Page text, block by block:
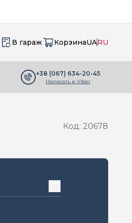
В гараж КорзинаUARU
+38 (067) 634-20-45
Написать в Viber
Код: 20678